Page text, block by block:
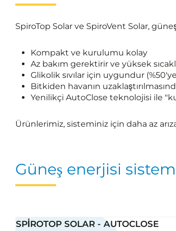
SpiroTop Solar ve SpiroVent Solar,
Kompakt ve kurulumu kolay
Az bakım gerektirir ve yüksek
Glikolik sıvılar için uygundur
Bitkiden havanın
Yenilikçi AutoClose teknolojisi ile
Ürünlerimiz, sisteminiz için daha az
Güneş enerjisi
SPIROTOP SOLAR - AUTOCLOSE